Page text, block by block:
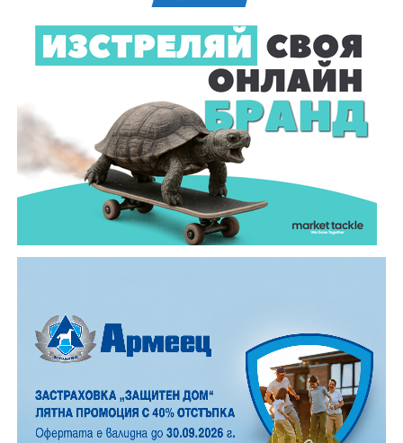
годишнина от рождението на Колю Фичето, които
чествания белязаха миналата 2025 година. Връчи им
ги заместник – кметът Диляна Джеджева.
Темата тази година, „Топлината в дома: От
древното огнище до модерния уют“, постави
акцент върху практическото изграждане на
традиционна пещ и огнище. Всички преминали през
тридневното обучение получиха „Уверително“ –
официалният документ, който музей „Етър“ издава
за придобитите знания и умения.